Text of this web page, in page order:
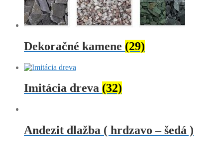
Dekoračné kamene (29)
Imitácia dreva (32)
Andezit dlažba ( hrdzavo – šedá )